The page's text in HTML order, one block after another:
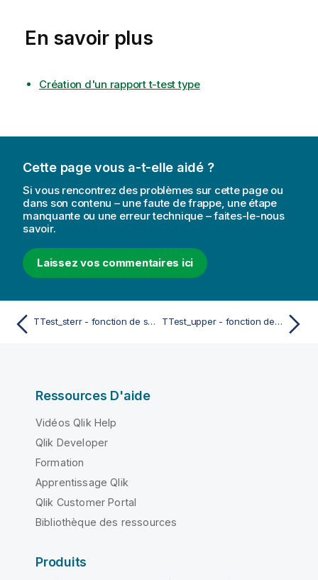
En savoir plus
Création d'un rapport t-test type
Cette page vous a-t-elle aidé ?
Si vous rencontrez des problèmes sur cette page ou
dans son contenu – une faute de frappe, une étape
manquante ou une erreur technique – faites-le-nous
savoir.
Laissez vos commentaires ici
TTest_sterr - fonction de script et fonction de graphique TTest_upper - fonction de script et fonction de graphique
Ressources D'aide
Vidéos Qlik Help
Qlik Developer
Formation
Apprentissage Qlik
Qlik Customer Portal
Bibliothèque des ressources
Produits